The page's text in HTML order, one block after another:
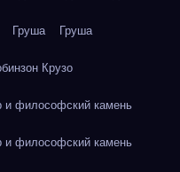
Груша Груша
Крузо
и философский камень
и философский камень